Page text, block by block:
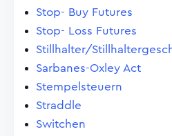
Stop- Buy Futures
Stop- Loss Futures
Stillhalter/
Sarbanes-Oxley Act
Stempelsteuern
Straddle
Switchen